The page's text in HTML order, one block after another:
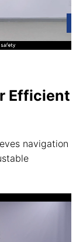
Efficient
navigation